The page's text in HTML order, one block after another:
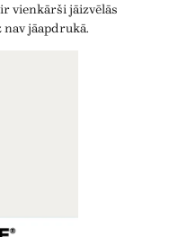
vienkārši jāizvēlās
jāapdrukā.